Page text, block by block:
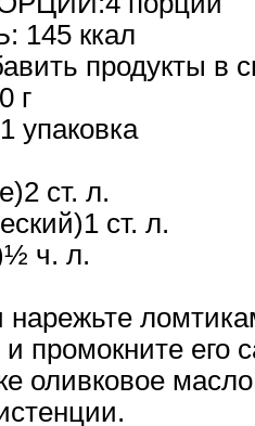
ккал
продукты в
г
упаковка
ст. л.
ст. л.
ч. л.
промокните его
оливковое